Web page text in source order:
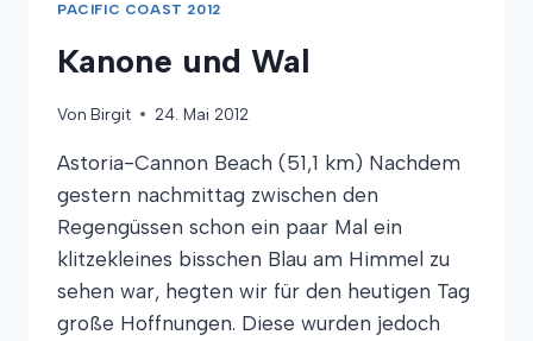
PACIFIC COAST 2012
Kanone und Wal
Von Birgit 24. Mai 2012
Astoria-Cannon Beach (51,1 km) Nachdem
gestern nachmittag zwischen den
Regengüssen schon ein paar Mal ein
klitzekleines bisschen Blau am Himmel zu
sehen war, hegten wir für den heutigen Tag
große Hoffnungen. Diese wurden jedoch